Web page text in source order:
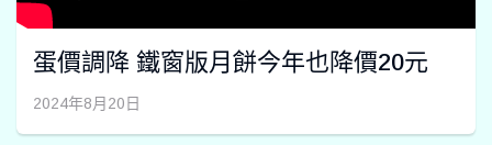
蛋價調降 鐵窗版月餅今年也降價20元
2024年8月20日